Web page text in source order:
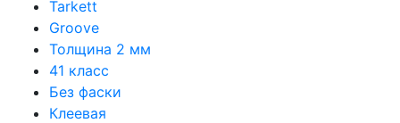
Tarkett
Groove
Толщина 2 мм
41 класс
Без фаски
Клеевая